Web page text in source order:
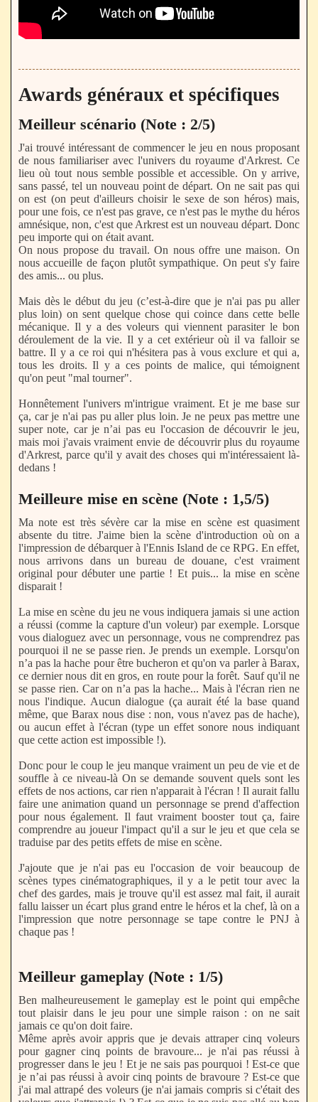
Awards généraux et spécifiques
Meilleur scénario (Note : 2/5)
J'ai trouvé intéressant de commencer le jeu en nous proposant
de nous familiariser avec l'univers du royaume d'Arkrest. Ce
lieu où tout nous semble possible et accessible. On y arrive,
sans passé, tel un nouveau point de départ. On ne sait pas qui
on est (on peut d'ailleurs choisir le sexe de son héros) mais,
pour une fois, ce n'est pas grave, ce n'est pas le mythe du héros
amnésique, non, c'est que Arkrest est un nouveau départ. Donc
peu importe qui on était avant.
On nous propose du travail. On nous offre une maison. On
nous accueille de façon plutôt sympathique. On peut s'y faire
des amis... ou plus.
Mais dès le début du jeu (c’est-à-dire que je n'ai pas pu aller
plus loin) on sent quelque chose qui coince dans cette belle
mécanique. Il y a des voleurs qui viennent parasiter le bon
déroulement de la vie. Il y a cet extérieur où il va falloir se
battre. Il y a ce roi qui n'hésitera pas à vous exclure et qui a,
tous les droits. Il y a ces points de malice, qui témoignent
qu'on peut "mal tourner".
Honnêtement l'univers m'intrigue vraiment. Et je me base sur
ça, car je n'ai pas pu aller plus loin. Je ne peux pas mettre une
super note, car je n’ai pas eu l'occasion de découvrir le jeu,
mais moi j'avais vraiment envie de découvrir plus du royaume
d'Arkrest, parce qu'il y avait des choses qui m'intéressaient là-
dedans !
Meilleure mise en scène (Note : 1,5/5)
Ma note est très sévère car la mise en scène est quasiment
absente du titre. J'aime bien la scène d'introduction où on a
l'impression de débarquer à l'Ennis Island de ce RPG. En effet,
nous arrivons dans un bureau de douane, c'est vraiment
original pour débuter une partie ! Et puis... la mise en scène
disparait !
La mise en scène du jeu ne vous indiquera jamais si une action
a réussi (comme la capture d'un voleur) par exemple. Lorsque
vous dialoguez avec un personnage, vous ne comprendrez pas
pourquoi il ne se passe rien. Je prends un exemple. Lorsqu'on
n’a pas la hache pour être bucheron et qu'on va parler à Barax,
ce dernier nous dit en gros, en route pour la forêt. Sauf qu'il ne
se passe rien. Car on n’a pas la hache... Mais à l'écran rien ne
nous l'indique. Aucun dialogue (ça aurait été la base quand
même, que Barax nous dise : non, vous n'avez pas de hache),
ou aucun effet à l'écran (type un effet sonore nous indiquant
que cette action est impossible !).
Donc pour le coup le jeu manque vraiment un peu de vie et de
souffle à ce niveau-là On se demande souvent quels sont les
effets de nos actions, car rien n'apparait à l'écran ! Il aurait fallu
faire une animation quand un personnage se prend d'affection
pour nous également. Il faut vraiment booster tout ça, faire
comprendre au joueur l'impact qu'il a sur le jeu et que cela se
traduise par des petits effets de mise en scène.
J'ajoute que je n'ai pas eu l'occasion de voir beaucoup de
scènes types cinématographiques, il y a le petit tour avec la
chef des gardes, mais je trouve qu'il est assez mal fait, il aurait
fallu laisser un écart plus grand entre le héros et la chef, là on a
l'impression que notre personnage se tape contre le PNJ à
chaque pas !
Meilleur gameplay (Note : 1/5)
Ben malheureusement le gameplay est le point qui empêche
tout plaisir dans le jeu pour une simple raison : on ne sait
jamais ce qu'on doit faire.
Même après avoir appris que je devais attraper cinq voleurs
pour gagner cinq points de bravoure... je n'ai pas réussi à
progresser dans le jeu ! Et je ne sais pas pourquoi ! Est-ce que
je n’ai pas réussi à avoir cinq points de bravoure ? Est-ce que
j'ai mal attrapé des voleurs (je n'ai jamais compris si c'était des